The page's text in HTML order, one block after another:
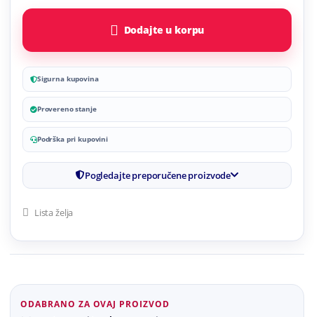
Dodajte u korpu
Sigurna kupovina
Provereno stanje
Podrška pri kupovini
Pogledajte preporučene proizvode
Lista želja
ODABRANO ZA OVAJ PROIZVOD